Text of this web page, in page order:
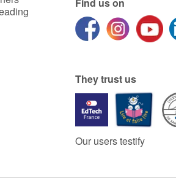
Find us on
They trust us
Our users testify